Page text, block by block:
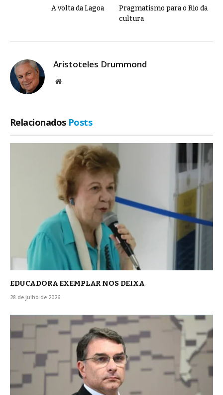
A volta da Lagoa
Pragmatismo para o Rio da
cultura
Aristoteles Drummond
Site
Relacionados Posts
EDUCADORA EXEMPLAR NOS DEIXA
28 de julho de 2026